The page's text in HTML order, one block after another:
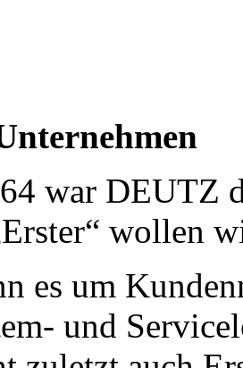
war DEUTZ
wollen
es um
und